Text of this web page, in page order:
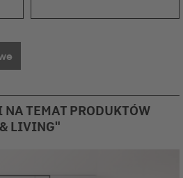
TEMAT PRODUKTÓW
LIVING"